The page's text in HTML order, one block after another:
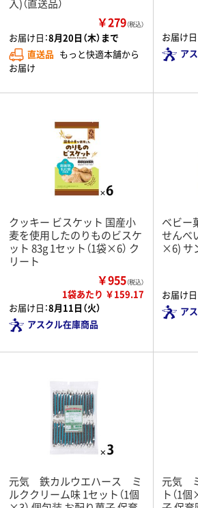
￥279（税込）
お届け日：8月20日（木）まで
直送品 もっと快適本舗から
お届け
お届け日
ア
クッキー ビスケット 国産小
麦を使用したのりものビスケ
ット 83g 1セット（1袋×6） ク
リート
￥955（税込）
1袋あたり ￥159.17
お届け日：8月11日（火）
アスクル在庫商品
ベビー
せんべ
×6) サ
お届け日
ア
元気 鉄カルウエハース ミ
ルククリーム味 1セット（1個
元気
ト（1